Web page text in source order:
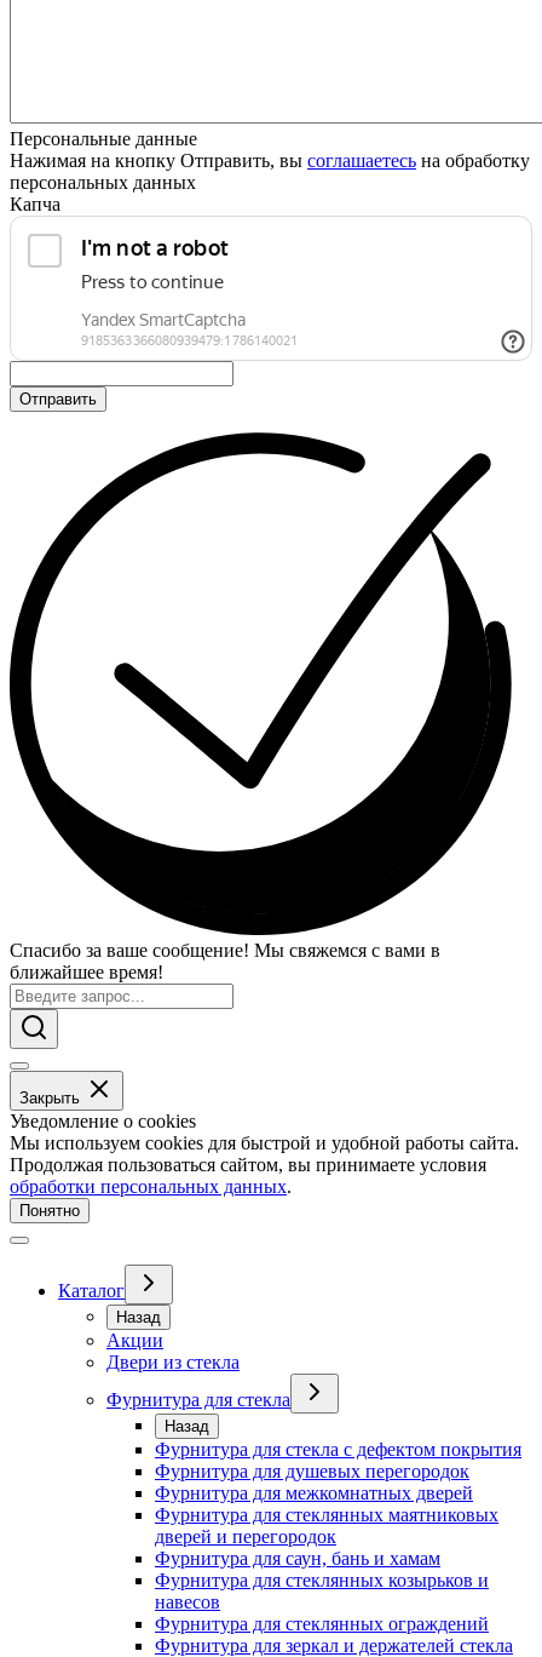
Персональные данные
Нажимая на кнопку Отправить, вы соглашаетесь на обработку
персональных данных
Капча
Отправить
Спасибо за ваше сообщение! Мы свяжемся с вами в
ближайшее время!
Закрыть
Уведомление о cookies
Мы используем cookies для быстрой и удобной работы сайта.
Продолжая пользоваться сайтом, вы принимаете условия
обработки персональных данных.
Понятно
Каталог
Назад
Акции
Двери из стекла
Фурнитура для стекла
Назад
Фурнитура для стекла с дефектом покрытия
Фурнитура для душевых перегородок
Фурнитура для межкомнатных дверей
Фурнитура для стеклянных маятниковых
дверей и перегородок
Фурнитура для саун, бань и хамам
Фурнитура для стеклянных козырьков и
навесов
Фурнитура для стеклянных ограждений
Фурнитура для зеркал и держателей стекла